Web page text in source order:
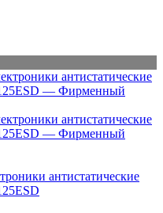
антистатические